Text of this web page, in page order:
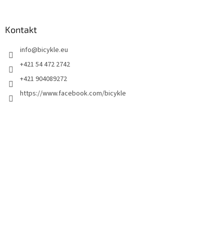
Kontakt
info@bicykle.eu
+421 54 472 2742
+421 904089272
https://www.facebook.com/bicykle